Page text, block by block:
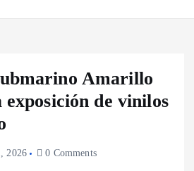
Amarillo
de vinilos
2026 0 Comments